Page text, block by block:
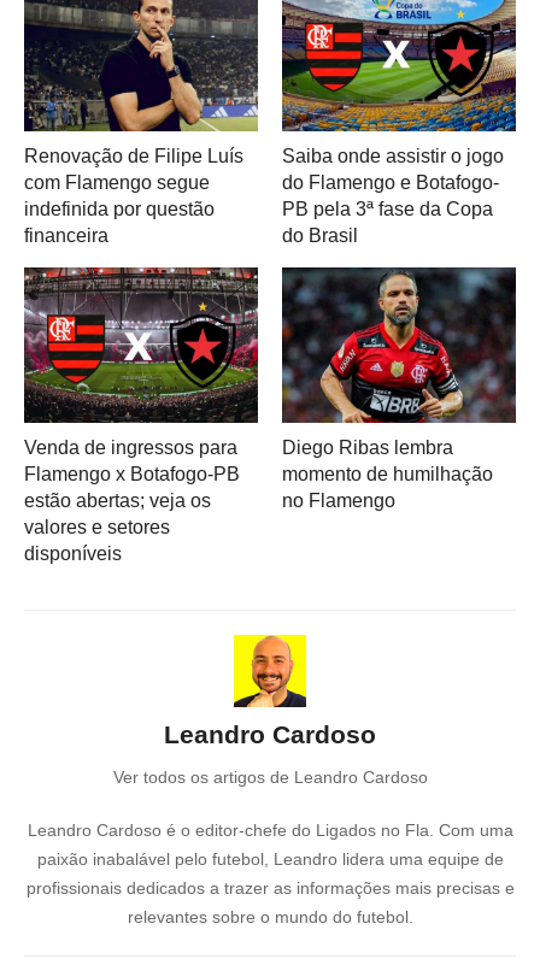
Renovação de Filipe Luís
com Flamengo segue
indefinida por questão
financeira
Saiba onde assistir o jogo
do Flamengo e Botafogo-
PB pela 3ª fase da Copa
do Brasil
Venda de ingressos para
Flamengo x Botafogo-PB
estão abertas; veja os
valores e setores
disponíveis
Diego Ribas lembra
momento de humilhação
no Flamengo
Leandro Cardoso
Ver todos os artigos de Leandro Cardoso
Leandro Cardoso é o editor-chefe do Ligados no Fla. Com uma
paixão inabalável pelo futebol, Leandro lidera uma equipe de
profissionais dedicados a trazer as informações mais precisas e
relevantes sobre o mundo do futebol.